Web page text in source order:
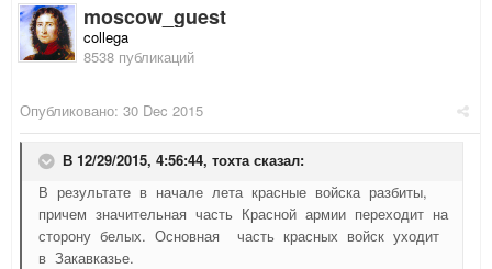
moscow_guest
collega
8538 публикаций
Опубликовано: 30 Dec 2015
В 12/29/2015, 4:56:44, тохтасказал:
В результате в начале лета красные войска разбиты,
причем значительная часть Красной армии переходит на
сторону белых. Основная часть красных войск уходит
в Закавказье.